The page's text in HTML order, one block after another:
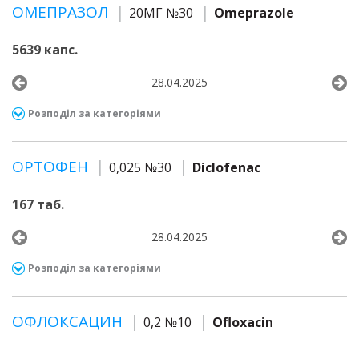
ОМЕПРАЗОЛ 20МГ №30 Omeprazole
5639 капс.
28.04.2025
Розподіл за категоріями
ОРТОФЕН 0,025 №30 Diclofenac
167 таб.
28.04.2025
Розподіл за категоріями
ОФЛОКСАЦИН 0,2 №10 Ofloxacin